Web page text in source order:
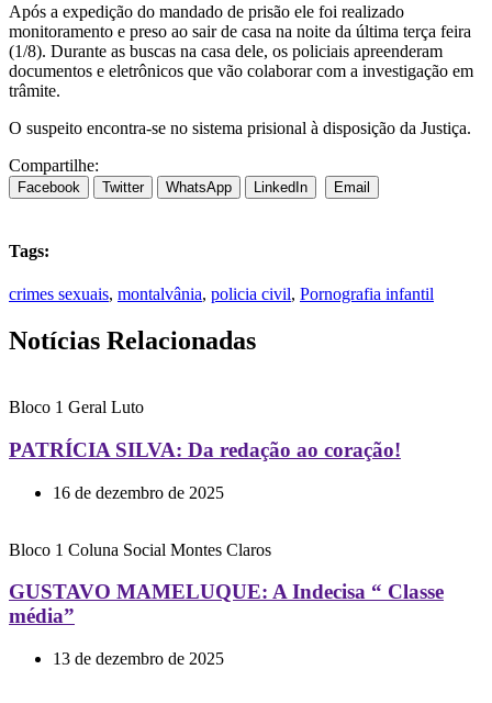
Após a expedição do mandado de prisão ele foi realizado
monitoramento e preso ao sair de casa na noite da última terça feira
(1/8). Durante as buscas na casa dele, os policiais apreenderam
documentos e eletrônicos que vão colaborar com a investigação em
trâmite.
O suspeito encontra-se no sistema prisional à disposição da Justiça.
Compartilhe:
Facebook Twitter WhatsApp LinkedIn Email
Tags:
crimes sexuais, montalvânia, policia civil, Pornografia infantil
Notícias Relacionadas
Bloco 1 Geral Luto
PATRÍCIA SILVA: Da redação ao coração!
16 de dezembro de 2025
Bloco 1 Coluna Social Montes Claros
GUSTAVO MAMELUQUE: A Indecisa “ Classe
média”
13 de dezembro de 2025